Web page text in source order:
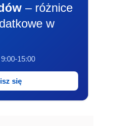
– różnice
w
15:00
się